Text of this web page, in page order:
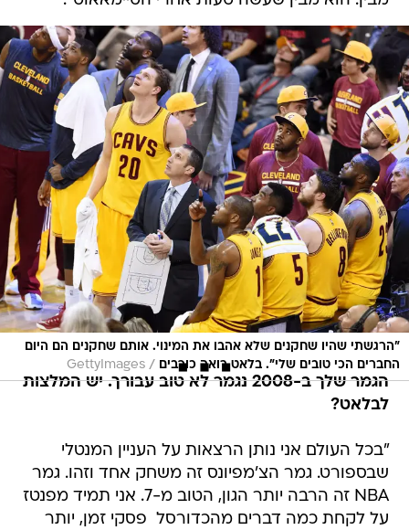
"הרגשתי שהיו שחקנים שלא אהבו את המינוי. אותם שחקנים הם היום
החברים הכי טובים שלי". בלאט רואה כוכבים
/
GettyImages
הגמר שלך ב-2008 נגמר לא טוב עבורך. יש המלצות
לבלאט?
"בכל העולם אני נותן הרצאות על העניין המנטלי
שבספורט. גמר הצ'מפיונס זה משחק אחד וזהו. גמר
NBA זה הרבה יותר הגון, הטוב מ-7. אני תמיד מפנטז
על לקחת כמה דברים מהכדורסל  פסקי זמן, יותר